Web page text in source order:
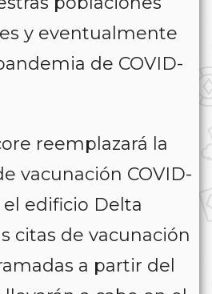
y eventualmente
de COVID-
reemplazará la
vacunación COVID-
el edificio Delta
citas de vacunación
a partir del